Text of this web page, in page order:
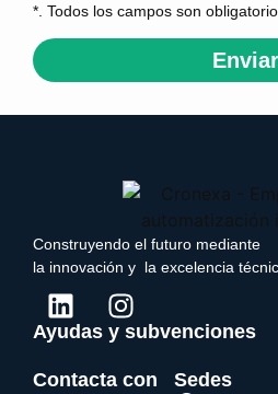
*. Todos los campos son
Enviar
Construyendo el futuro mediante
la innovación y la excelencia
Ayudas y subvenciones
Contacta con Sedes